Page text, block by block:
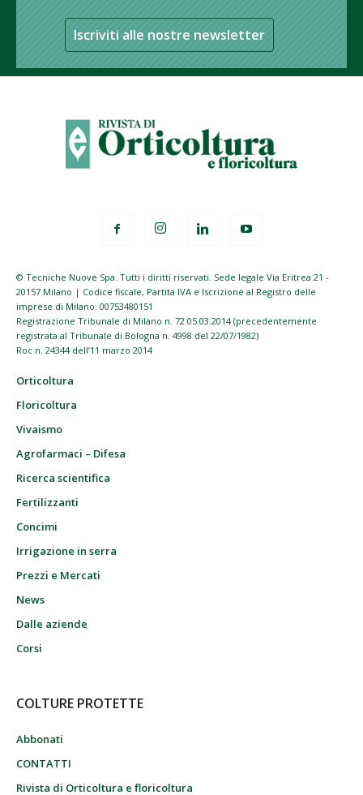
Iscriviti alle nostre newsletter
© Tecniche Nuove Spa. Tutti i diritti riservati. Sede legale Via Eritrea 21 -
20157 Milano | Codice fiscale, Partita IVA e Iscrizione al Registro delle
imprese di Milano: 00753480151
Registrazione Tribunale di Milano n. 72 05.03.2014 (precedentemente
registrata al Tribunale di Bologna n. 4998 del 22/07/1982)
Roc n. 24344 dell’11 marzo 2014
Orticoltura
Floricoltura
Vivaismo
Agrofarmaci – Difesa
Ricerca scientifica
Fertilizzanti
Concimi
Irrigazione in serra
Prezzi e Mercati
News
Dalle aziende
Corsi
COLTURE PROTETTE
Abbonati
CONTATTI
Rivista di Orticoltura e floricoltura